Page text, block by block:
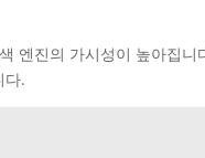
엔진의 가시성이 높아집니
다.